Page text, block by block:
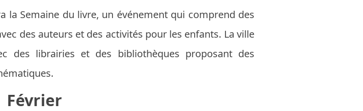
la Semaine du livre, un événement qui comprend des
des auteurs et des activités pour les enfants. La ville
des librairies et des bibliothèques proposant des
Février